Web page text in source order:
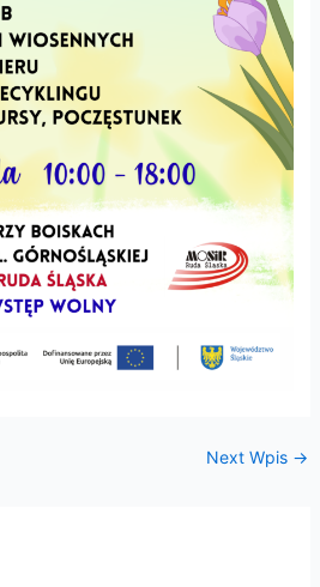
Next Wpis →